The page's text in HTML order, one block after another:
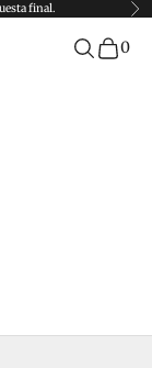
final.
Buscar0